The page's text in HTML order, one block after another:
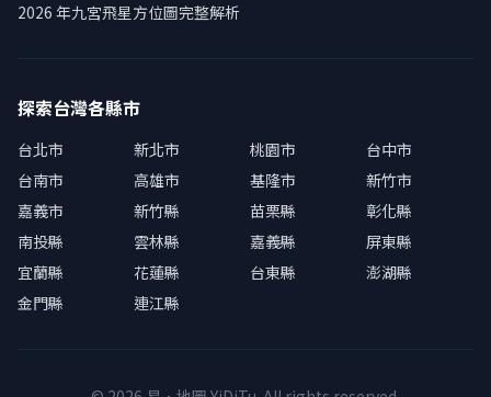
2026 年九宮飛星方位圖完整解析
探索台灣各縣市
台北市 新北市 桃園市
台中市
台南市
高雄市 基隆市
新竹市
嘉義市
新竹縣 苗栗縣
彰化縣
南投縣
雲林縣 嘉義縣
屏東縣
宜蘭縣
花蓮縣 台東縣
澎湖縣
金門縣
連江縣